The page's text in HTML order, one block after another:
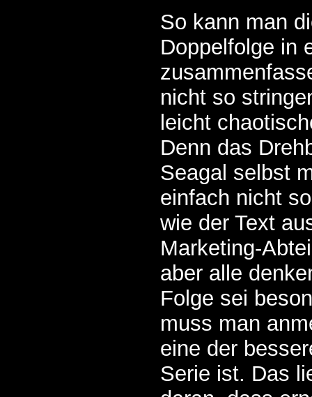
So kann man
Doppelfolge in
nicht so
leicht
Denn das
Seagal selbst
einfach nicht
wie der Text
Marketing-
aber alle
Folge sei
muss man
eine der
Serie ist. Das